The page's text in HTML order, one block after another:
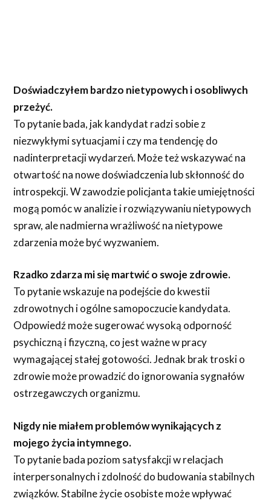
Doświadczyłem bardzo nietypowych i osobliwych
przeżyć.
To pytanie bada, jak kandydat radzi sobie z
niezwykłymi sytuacjami i czy ma tendencję do
nadinterpretacji wydarzeń. Może też wskazywać na
otwartość na nowe doświadczenia lub skłonność do
introspekcji. W zawodzie policjanta takie umiejętności
mogą pomóc w analizie i rozwiązywaniu nietypowych
spraw, ale nadmierna wrażliwość na nietypowe
zdarzenia może być wyzwaniem.
Rzadko zdarza mi się martwić o swoje zdrowie.
To pytanie wskazuje na podejście do kwestii
zdrowotnych i ogólne samopoczucie kandydata.
Odpowiedź może sugerować wysoką odporność
psychiczną i fizyczną, co jest ważne w pracy
wymagającej stałej gotowości. Jednak brak troski o
zdrowie może prowadzić do ignorowania sygnałów
ostrzegawczych organizmu.
Nigdy nie miałem problemów wynikających z
mojego życia intymnego.
To pytanie bada poziom satysfakcji w relacjach
interpersonalnych i zdolność do budowania stabilnych
związków. Stabilne życie osobiste może wpływać